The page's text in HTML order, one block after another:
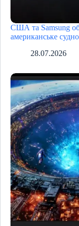
США та Samsung
американське
28.07.2026